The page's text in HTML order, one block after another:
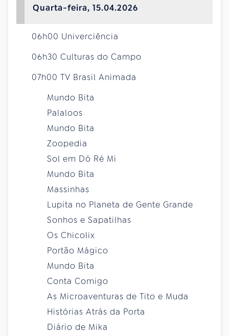
Quarta-feira, 15.04.2026
06h00 Univerciência
06h30 Culturas do Campo
07h00 TV Brasil Animada
Mundo Bita
Palaloos
Mundo Bita
Zoopedia
Sol em Dó Ré Mi
Mundo Bita
Massinhas
Lupita no Planeta de Gente Grande
Sonhos e Sapatilhas
Os Chicolix
Portão Mágico
Mundo Bita
Conta Comigo
As Microaventuras de Tito e Muda
Histórias Atrás da Porta
Diário de Mika